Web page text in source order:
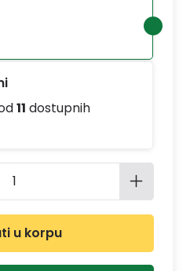
11 dostupnih
Unesite
u korpu